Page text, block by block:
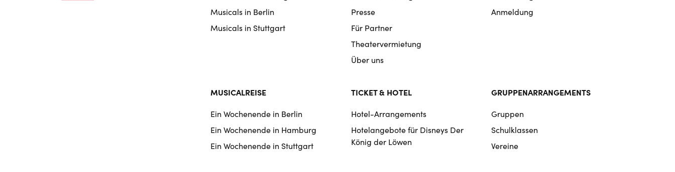
Musicals in Berlin
Musicals in Stuttgart
Presse
Für Partner
Theatervermietung
Über uns
Anmeldung
MUSICALREISE
Ein Wochenende in Berlin
Ein Wochenende in Hamburg
Ein Wochenende in Stuttgart
TICKET & HOTEL
Hotel-Arrangements
Hotelangebote für Disneys Der
König der Löwen
GRUPPENARRANGEMENTS
Gruppen
Schulklassen
Vereine